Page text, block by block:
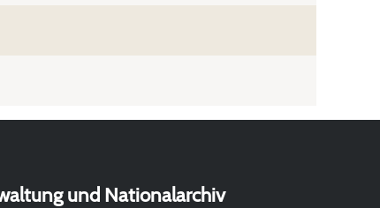
und Nationalarchiv